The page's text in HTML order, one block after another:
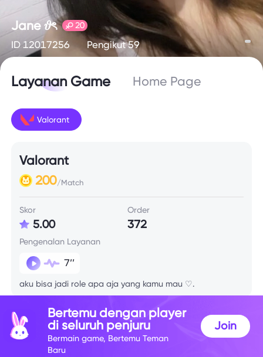
Jane 𝜗ৎ 20
ID 12017256 Pengikut 59
Layanan Game Home Page
Valorant
Valorant
200/Match
Skor
5.00
Order
372
Pengenalan Layanan
7’’
aku bisa jadi role apa aja yang kamu mau ♡.
Info Skill
Bertemu dengan player
di seluruh penjuru
Bermain game, Bertemu Teman
Baru
Join